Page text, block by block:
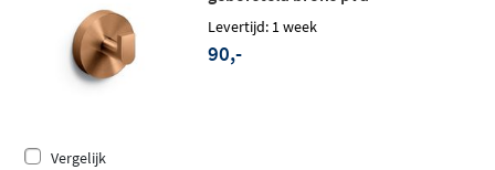
Levertijd: 1 week
90,-
Vergelijk